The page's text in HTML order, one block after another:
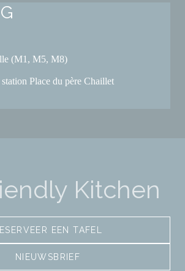
(M1, M5, M8)
Place du père Chaillet
Kitchen
EEN TAFEL
NIEUWSBRIEF